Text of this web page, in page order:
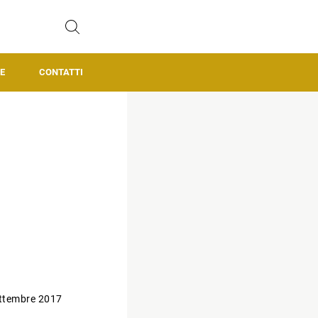
CONTATTI
2017